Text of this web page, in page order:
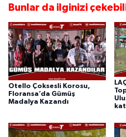
Bunlar da ilginizi
Otello Çoksesli Korosu,
Floransa’da Gümüş
Madalya Kazandı